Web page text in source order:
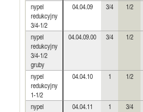
nypel
redukcyjny
3/4-1/2
04.04.09 3/4 1/2
nypel
redukcyjny
3/4-1/2
gruby
04.04.09.00 3/4 1/2
nypel
redukcyjny
1-1/2
04.04.10 1 1/2
nypel
04.04.11 1 3/4